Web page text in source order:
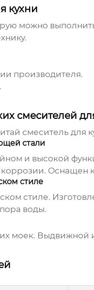
кухни
можно
производителя.
смесителей
смеситель для
стали
и высокой
коррозии.
стиле
стиле.
воды.
моек. Выдвижной